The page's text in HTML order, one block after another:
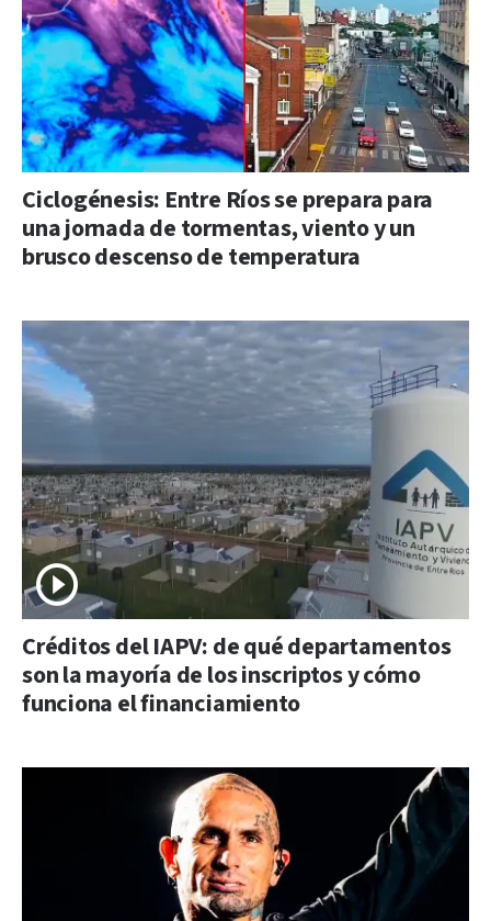
Ciclogénesis: Entre Ríos se prepara para
una jornada de tormentas, viento y un
brusco descenso de temperatura
Créditos del IAPV: de qué departamentos
son la mayoría de los inscriptos y cómo
funciona el financiamiento